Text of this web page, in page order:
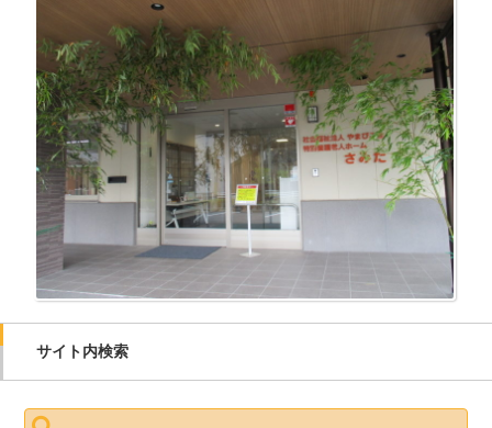
サイト内検索
検索: